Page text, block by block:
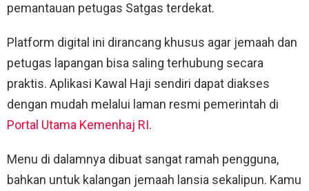
pemantauan petugas Satgas terdekat.
Platform digital ini dirancang khusus agar jemaah dan
petugas lapangan bisa saling terhubung secara
praktis. Aplikasi Kawal Haji sendiri dapat diakses
dengan mudah melalui laman resmi pemerintah di
Portal Utama Kemenhaj RI.
Menu di dalamnya dibuat sangat ramah pengguna,
bahkan untuk kalangan jemaah lansia sekalipun. Kamu